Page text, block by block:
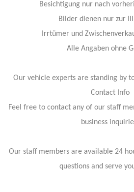
Besichtigung nur nach
Bilder dienen nur zur
Irrtümer und
Alle Angaben ohne
Our vehicle experts are standing by
Contact Info
Feel free to contact any of our staff
business
Our staff members are available 24
questions and serve